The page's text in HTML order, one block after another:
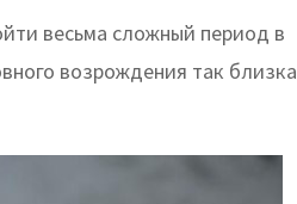
весьма сложный период в
возрождения так близка